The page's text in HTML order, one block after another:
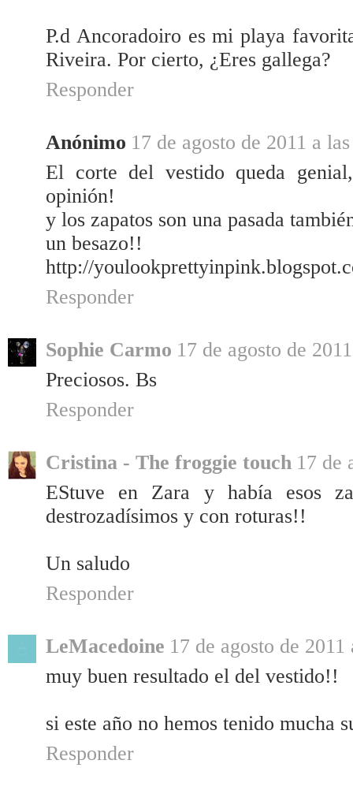
P.d Ancoradoiro es mi playa
Riveira. Por cierto, ¿Eres gallega?
Responder
Anónimo 17 de agosto de 2011 a
El corte del vestido queda
opinión!
y los zapatos son una pasada
un besazo!!
http://
Responder
Sophie Carmo 17 de agosto de
Preciosos. Bs
Responder
Cristina - The froggie touch 17 de
EStuve en Zara y había esos
destrozadísimos y con roturas!!
Un saludo
Responder
LeMacedoine 17 de agosto de 2011
muy buen resultado el del vestido!!
si este año no hemos tenido mucha
Responder